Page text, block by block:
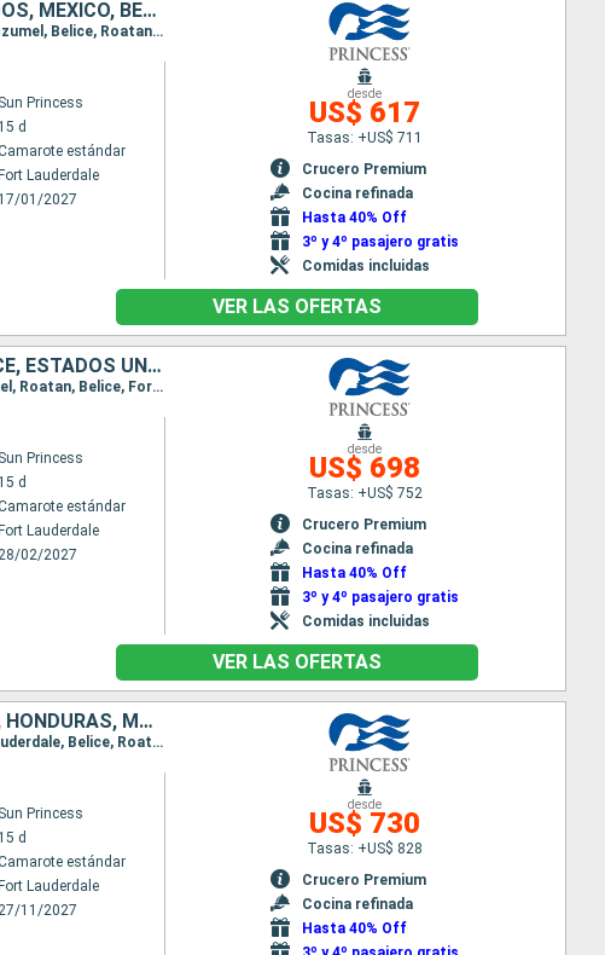
BAHAMAS, PUERTO RICO, REPÚBLICA DOMINICANA, ESTADOS UNIDOS, MÉXICO, BELICE, HONDURAS
Itinerario : Fort Lauderdale, Celebration Key, San Juan, Amber Cove, Fort Lauderdale, Cozumel, Belice, Roatan, Fort Lauderdale
Sun Princess
15 d
estándar
Fort Lauderdale
17/01/2027
desde
US$ 617
Tasas: +US$ 711
Crucero Premium
Cocina refinada
Hasta 40% Off
3º y 4º pasajero gratis
Comidas incluidas
VER LAS OFERTAS
REPÚBLICA DOMINICANA, PUERTO RICO, MÉXICO, HONDURAS, BELICE, ESTADOS UNIDOS
Itinerario : Fort Lauderdale, Amber Cove, San Juan, Grand Turk, Fort Lauderdale, Cozumel, Roatan, Belice, Fort Lauderdale
Sun Princess
15 d
estándar
Fort Lauderdale
02/2027
desde
US$ 698
Tasas: +US$ 752
Crucero Premium
Cocina refinada
Hasta 40% Off
3º y 4º pasajero gratis
Comidas incluidas
VER LAS OFERTAS
REPÚBLICA DOMINICANA, PUERTO RICO, ESTADOS UNIDOS, BELICE, HONDURAS, MÉXICO, BAHAMAS
Itinerario : Fort Lauderdale, Celebration Key, Amber Cove, San Juan, Grand Turk, Fort Lauderdale, Belice, Roatan, Cozumel, Celebration Key, Fort Lauderdale
Sun Princess
15 d
estándar
Fort Lauderdale
11/2027
desde
US$ 730
Tasas: +US$ 828
Crucero Premium
Cocina refinada
Hasta 40% Off